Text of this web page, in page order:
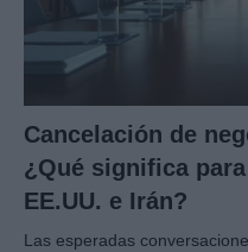
Cancelación de
¿Qué significa
EE.UU. e Irán?
Las esperadas